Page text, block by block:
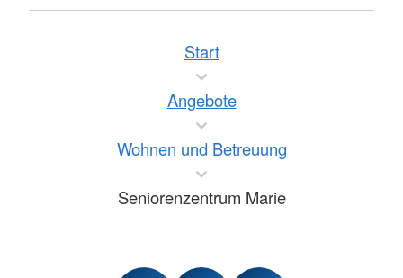
Start
Angebote
Wohnen und Betreuung
Seniorenzentrum Marie